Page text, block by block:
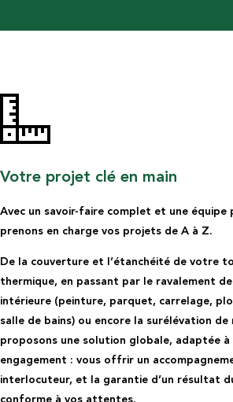
Votre projet clé en main
Avec un savoir-faire complet et une équipe
prenons en charge vos projets de A à Z.
De la couverture et l’étanchéité de votre
thermique, en passant par le ravalement
intérieure (peinture, parquet, carrelage,
salle de bains) ou encore la surélévation de
proposons une solution globale, adaptée
engagement : vous offrir un
interlocuteur, et la garantie d’un résultat